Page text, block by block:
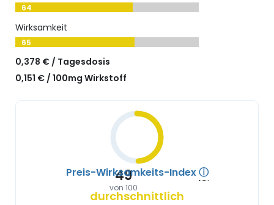
64
Wirksamkeit
65
0,378 € / Tagesdosis
0,151 € / 100mg Wirkstoff
49
von 100
Preis-Wirksamkeits-Indexⓘ
durchschnittlich